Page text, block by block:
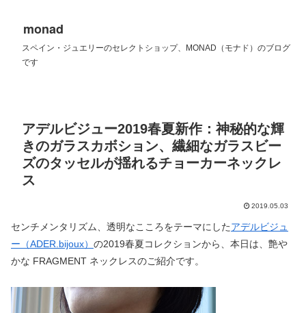
monad
スペイン・ジュエリーのセレクトショップ、MONAD（モナド）のブログ
です
アデルビジュー2019春夏新作：神秘的な輝
きのガラスカボション、繊細なガラスビー
ズのタッセルが揺れるチョーカーネックレ
ス
2019.05.03
センチメンタリズム、透明なこころをテーマにしたアデルビジュ
ー（ADER.bijoux） の2019春夏コレクションから、本日は、艶や
かな FRAGMENT ネックレスのご紹介です。